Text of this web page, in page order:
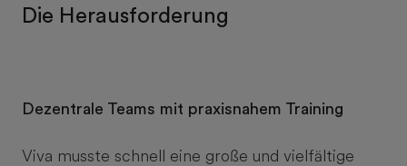
Die Herausforderung
Dezentrale Teams mit praxisnahem Training
Viva musste schnell eine große und vielfältige